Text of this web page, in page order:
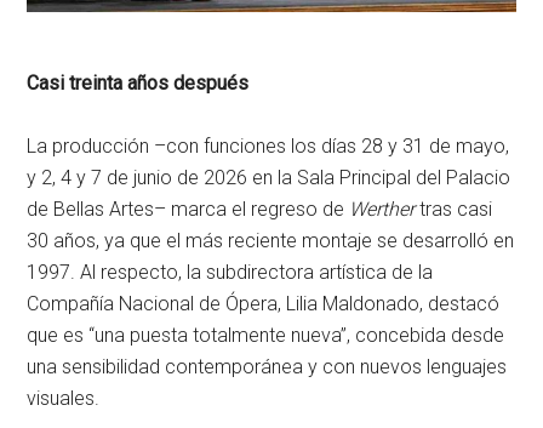
Casi treinta años después
La producción –con funciones los días 28 y 31 de mayo,
y 2, 4 y 7 de junio de 2026 en la Sala Principal del Palacio
de Bellas Artes– marca el regreso de Werthertras casi
30 años, ya que el más reciente montaje se desarrolló en
1997. Al respecto, la subdirectora artística de la
Compañía Nacional de Ópera, Lilia Maldonado, destacó
que es “una puesta totalmente nueva”, concebida desde
una sensibilidad contemporánea y con nuevos lenguajes
visuales.